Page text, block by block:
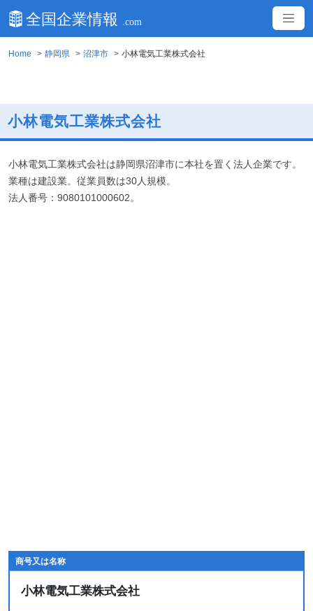
Home 静岡県 沼津市 小林電気工業株式会社
小林電気工業株式会社
小林電気工業株式会社は静岡県沼津市に本社を置く法人企業です。
業種は建設業。従業員数は30人規模。
法人番号：9080101000602。
商号又は名称
小林電気工業株式会社